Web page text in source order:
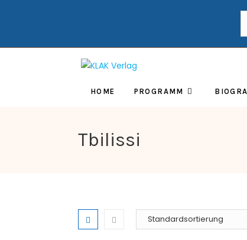
HOME PROGRAMM
Tbilissi